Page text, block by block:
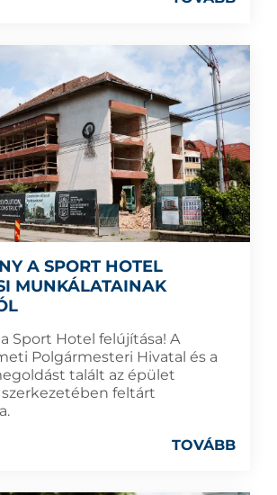
A SPORT HOTEL
MUNKÁLATAINAK
Sport Hotel felújítása! A
Polgármesteri Hivatal és a
talált az épület
feltárt
TOVÁBB